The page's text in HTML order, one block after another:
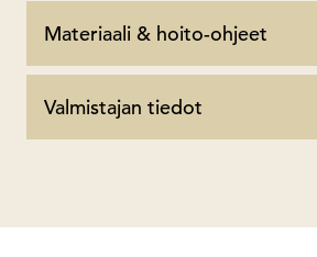
Materiaali & hoito-ohjeet
Valmistajan tiedot